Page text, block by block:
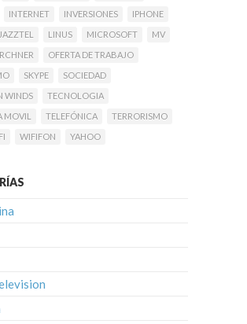
INTERNET INVERSIONES
IPHONE
JAZZTEL LINUS MICROSOFT
MV
OFERTA DE TRABAJO
SKYPE
SOCIEDAD
WINDS
TECNOLOGIA
MOVIL
TELEFÓNICA
TERRORISMO
WIFIFON YAHOO